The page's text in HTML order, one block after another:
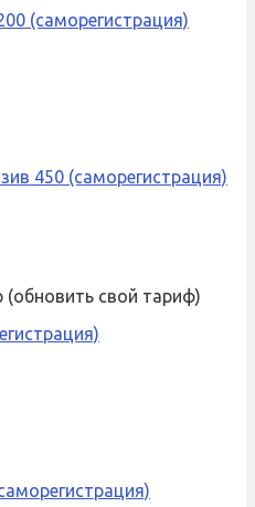
(саморегистрация)
450 (саморегистрация)
свой тариф)